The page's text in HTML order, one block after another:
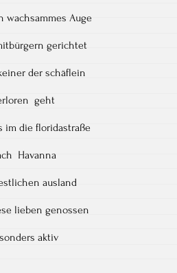
Auge
gerichtet
der schäflein
geht
im die floridastraße
Havanna
ausland
lieben genossen
aktiv